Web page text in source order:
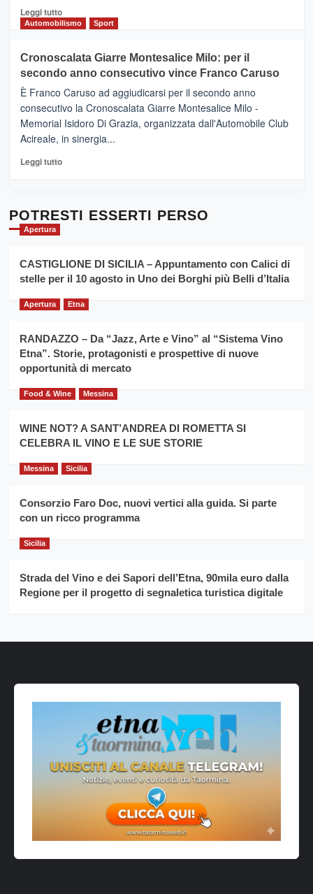
Gusto,
il
tra
sapori
vicoli
medievali
Leggi tuttoLeggi
di
Mondello
(Palermo)
–
“E
adesso
Pasta
–
Sicilia
l’
evento
la
filiera
grano
Automobilismo Sport
Cronoscalata Giarre Montesalice Milo: per il
secondo anno consecutivo vince Franco Caruso
È Franco Caruso ad aggiudicarsi per il secondo anno
consecutivo la Cronoscalata Giarre Montesalice Milo -
Memorial Isidoro Di Grazia, organizzata dall'Automobile Club
Acireale, in sinergia...
Leggi tuttoLeggi
Cronoscalata
per
il
anno
Franco
Caruso
POTRESTI ESSERTI PERSO
Apertura
CASTIGLIONE DI SICILIA – Appuntamento con Calici di
stelle per il 10 agosto in Uno dei Borghi più Belli d’Italia
Apertura Etna
RANDAZZO – Da “Jazz, Arte e Vino” al “Sistema Vino
Etna”. Storie, protagonisti e prospettive di nuove
opportunità di mercato
Food & Wine Messina
WINE NOT? A SANT’ANDREA DI ROMETTA SI
CELEBRA IL VINO E LE SUE STORIE
Messina Sicilia
Consorzio Faro Doc, nuovi vertici alla guida. Si parte
con un ricco programma
Sicilia
Strada del Vino e dei Sapori dell’Etna, 90mila euro dalla
Regione per il progetto di segnaletica turistica digitale